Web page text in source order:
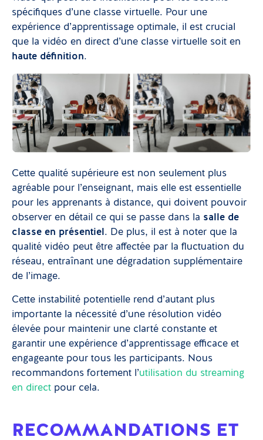
spécifiques d’une classe virtuelle. Pour une
expérience d’apprentissage optimale, il est crucial
que la vidéo en direct d’une classe virtuelle soit en
haute définition.
Cette qualité supérieure est non seulement plus
agréable pour l’enseignant, mais elle est essentielle
pour les apprenants à distance, qui doivent pouvoir
observer en détail ce qui se passe dans la salle de
classe en présentiel . De plus, il est à noter que la
qualité vidéo peut être affectée par la fluctuation du
réseau, entraînant une dégradation supplémentaire
de l’image.
Cette instabilité potentielle rend d’autant plus
importante la nécessité d’une résolution vidéo
élevée pour maintenir une clarté constante et
garantir une expérience d’apprentissage efficace et
engageante pour tous les participants. Nous
recommandons fortement l’utilisation du streaming
en direct pour cela.
RECOMMANDATIONS ET